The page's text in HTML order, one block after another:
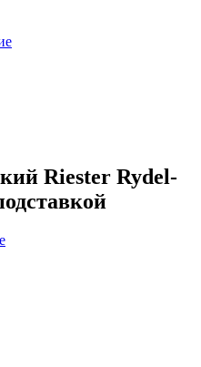
Riester Rydel-